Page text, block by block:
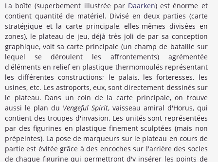
La boîte (superbement illustrée par Daarken) est énorme et
contient quantité de matériel. Divisé en deux parties (carte
stratégique et la carte principale, elles-mêmes divisées en
zones), le plateau de jeu, déjà très joli de par sa conception
graphique, voit sa carte principale (un champ de bataille sur
lequel se déroulent les affrontements) agrémentée
d'éléments en relief en plastique thermomoulés représentant
les différentes constructions; le palais, les forteresses, les
usines, etc. Les astroports, eux, sont directement dessinés sur
le plateau. Dans un coin de la carte principale, on trouve
aussi le plan du Vengeful Spirit, vaisseau amiral d'Horus, qui
contient des troupes d'invasion. Les unités sont représentées
par des figurines en plastique finement sculptées (mais non
prépeintes). La pose de marqueurs sur le plateau en cours de
partie est évitée grâce à des encoches sur l'arrière des socles
de chaque figurine qui permettront d'y insérer les points de